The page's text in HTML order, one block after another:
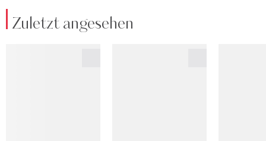
Zuletzt angesehen